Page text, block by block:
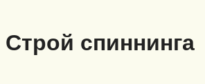
Строй спиннинга